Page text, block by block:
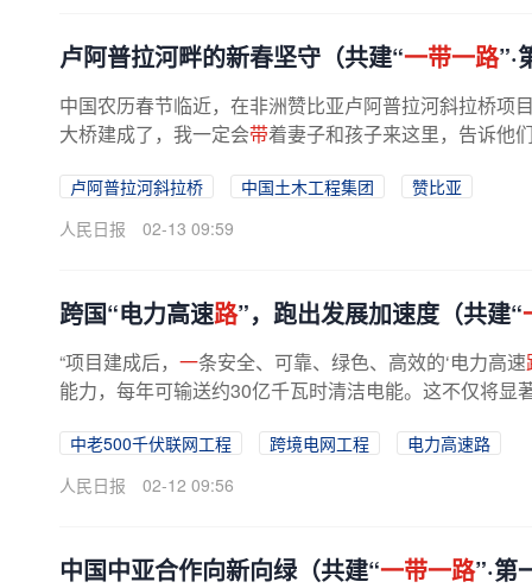
卢阿普拉河畔的新春坚守（共建“一带一路”·
中国农历春节临近，在非洲赞比亚卢阿普拉河斜拉桥项
大桥建成了，我一定会带着妻子和孩子来这里，告诉他
卢阿普拉河斜拉桥 中国土木工程集团
赞比亚
人民日报
02-13 09:59
跨国“电力高速路”，跑出发展加速度（共建“
“项目建成后， 一条安全、可靠、绿色、高效的‘电力高速
能力，每年可输送约30亿千瓦时清洁电能。这不仅将显
中老500千伏联网工程 跨境电网工程
电力高速路
人民日报
02-12 09:56
中国中亚合作向新向绿（共建“一带一路”·第